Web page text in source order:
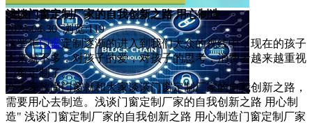
浅谈门窗定制厂家的自我创新之路 用心制造
2024-04-30 浏览:119
这些年门窗定制逐渐的进入到我们大众的视线中，现在的孩子
本来就不多，对孩子的爱，对孩子的思考，消费者越来越重视
门窗定制了。
今天豪致尚门窗就和大家谈谈门窗定制厂家的自我创新之路，
需要用心去制造。浅谈门窗定制厂家的自我创新之路 用心制
造" 浅谈门窗定制厂家的自我创新之路 用心制造门窗定制厂家